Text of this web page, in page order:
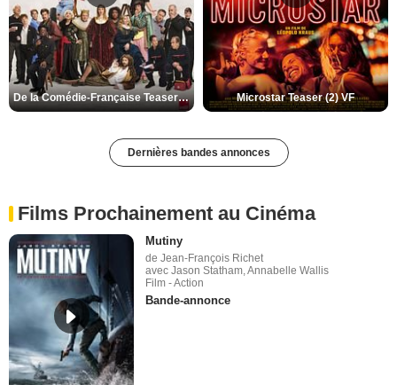
De la Comédie-Française Teaser (3) VF Microstar Teaser (2) VF
Dernières bandes annonces
Films Prochainement au Cinéma
Mutiny
de Jean-François Richet
avec Jason Statham, Annabelle Wallis
Film - Action
Bande-annonce